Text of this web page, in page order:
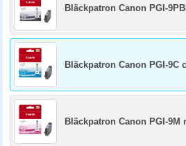
Bläckpatron Canon PGI-
Bläckpatron Canon PGI-9C
Bläckpatron Canon PGI-9M